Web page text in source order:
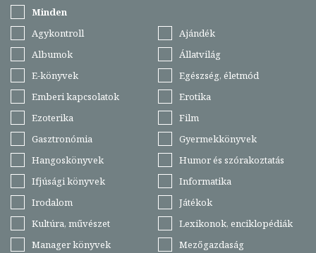
Minden
Agykontroll
Ajándék
Albumok
Állatvilág
E-könyvek
Egészség, életmód
Emberi kapcsolatok
Erotika
Ezoterika
Film
Gasztronómia
Gyermekkönyvek
Hangoskönyvek
Humor és szórakoztatás
Ifjúsági könyvek
Informatika
Irodalom
Játékok
Kultúra, művészet
Lexikonok, enciklopédiák
Manager könyvek
Mezőgazdaság